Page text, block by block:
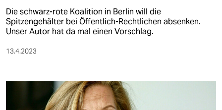
Die schwarz-rote Koalition in Berlin will die
Spitzengehälter bei Öffentlich-Rechtlichen absenken.
Unser Autor hat da mal einen Vorschlag.
13.4.2023